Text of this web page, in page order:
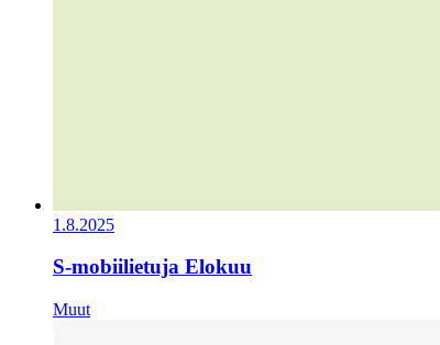
1.8.2025
S-mobiilietuja Elokuu
Muut